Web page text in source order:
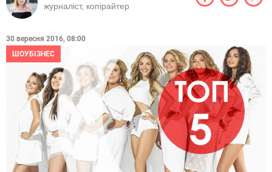
журналіст, копірайтер
30 вересня 2016, 08:00
ШОУБІЗНЕС